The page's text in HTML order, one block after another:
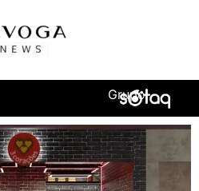
Grupo